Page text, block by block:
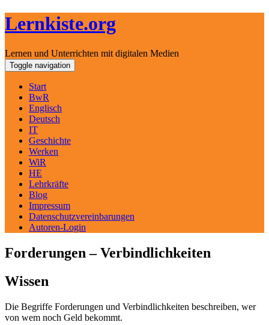
Lernkiste.org
Lernen und Unterrichten mit digitalen Medien
Skip
to
content
Toggle navigation
Start
BwR
Englisch
Deutsch
IT
Geschichte
Werken
WiR
HE
Lehrkräfte
Blog
Impressum
Datenschutzvereinbarungen
Autoren-Login
Forderungen – Verbindlichkeiten
Wissen
Die Begriffe Forderungen und Verbindlichkeiten beschreiben, wer
von wem noch Geld bekommt.